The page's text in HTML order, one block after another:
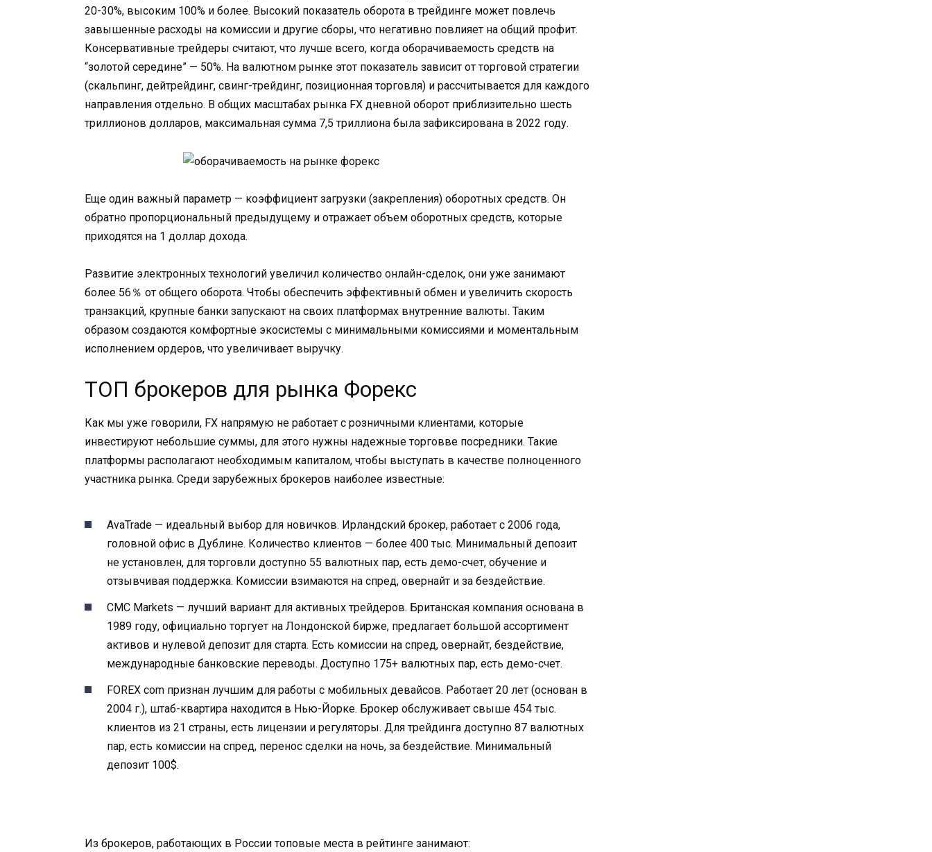
20-30%, высоким 100% и более. Высокий показатель оборота в трейдинге может повлечь
завышенные расходы на комиссии и другие сборы, что негативно повлияет на общий профит.
Консервативные трейдеры считают, что лучше всего, когда оборачиваемость средств на
“золотой середине” — 50%. На валютном рынке этот показатель зависит от торговой стратегии
(скальпинг, дейтрейдинг, свинг-трейдинг, позиционная торговля) и рассчитывается для каждого
направления отдельно. В общих масштабах рынка FX дневной оборот приблизительно шесть
триллионов долларов, максимальная сумма 7,5 триллиона была зафиксирована в 2022 году.
Еще один важный параметр — коэффициент загрузки (закрепления) оборотных средств. Он
обратно пропорциональный предыдущему и отражает объем оборотных средств, которые
приходятся на 1 доллар дохода.
Развитие электронных технологий увеличил количество онлайн-сделок, они уже занимают
более 56％ от общего оборота. Чтобы обеспечить эффективный обмен и увеличить скорость
транзакций, крупные банки запускают на своих платформах внутренние валюты. Таким
образом создаются комфортные экосистемы с минимальными комиссиями и моментальным
исполнением ордеров, что увеличивает выручку.
ТОП брокеров для рынка Форекс
Как мы уже говорили, FX напрямую не работает с розничными клиентами, которые
инвестируют небольшие суммы, для этого нужны надежные торговве посредники. Такие
платформы располагают необходимым капиталом, чтобы выступать в качестве полноценного
участника рынка. Среди зарубежных брокеров наиболее известные:
AvaTrade — идеальный выбор для новичков. Ирландский брокер, работает с 2006 года,
головной офис в Дублине. Количество клиентов — более 400 тыс. Минимальный депозит
не установлен, для торговли доступно 55 валютных пар, есть демо-счет, обучение и
отзывчивая поддержка. Комиссии взимаются на спред, овернайт и за бездействие.
CMC Markets — лучший вариант для активных трейдеров. Британская компания основана в
1989 году, официально торгует на Лондонской бирже, предлагает большой ассортимент
активов и нулевой депозит для старта. Есть комиссии на спред, овернайт, бездействие,
международные банковские переводы. Доступно 175+ валютных пар, есть демо-счет.
FOREX com признан лучшим для работы с мобильных девайсов. Работает 20 лет (основан в
2004 г.), штаб-квартира находится в Нью-Йорке. Брокер обслуживает свыше 454 тыс.
клиентов из 21 страны, есть лицензии и регуляторы. Для трейдинга доступно 87 валютных
пар, есть комиссии на спред, перенос сделки на ночь, за бездействие. Минимальный
депозит 100$.
Из брокеров, работающих в России топовые места в рейтинге занимают: